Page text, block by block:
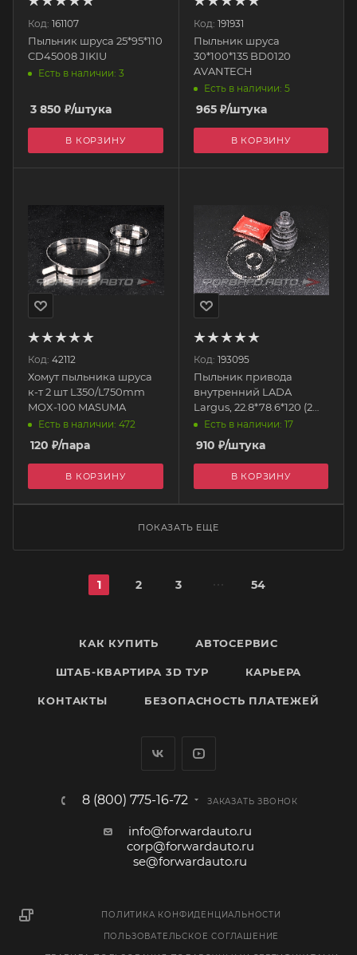
Код: 161107
Пыльник шруса 25*95*110
CD45008 JIKIU
Есть в наличии: 3
3 850 ₽/штука
В КОРЗИНУ
Код: 191931
Пыльник шруса
30*100*135 BD0120
AVANTECH
Есть в наличии: 5
965₽/штука
В КОРЗИНУ
Код: 42112
Хомут пыльника шруса
к-т 2 шт L350/L750mm
MOX-100 MASUMA
Есть в наличии: 472
120 ₽/пара
В КОРЗИНУ
Код: 193095
Пыльник привода
внутренний LADA
Largus, 22.8*78.6*120 (2
хом.+смазка) 20678
ROSTECO
Есть в наличии: 17
910 ₽/штука
В КОРЗИНУ
ПОКАЗАТЬ ЕЩЕ
1 2 3 54
КАК КУПИТЬ АВТОСЕРВИС
ШТАБ-КВАРТИРА 3D ТУР КАРЬЕРА
КОНТАКТЫ БЕЗОПАСНОСТЬ ПЛАТЕЖЕЙ
8 (800) 775-16-72 ЗАКАЗАТЬ ЗВОНОК
info@forwardauto.ru
corp@forwardauto.ru
se@forwardauto.ru
ПОЛИТИКА КОНФИДЕНЦИАЛЬНОСТИ
ПОЛЬЗОВАТЕЛЬСКОЕ СОГЛАШЕНИЕ